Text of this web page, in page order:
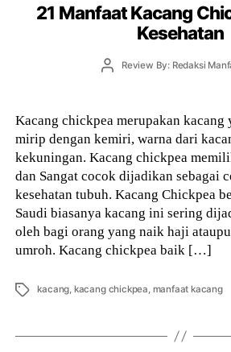
21 Manfaat Kacang
Kesehatan
PostReview By: Redaksi
Kacang chickpea merupakan kacang
mirip dengan kemiri, warna dari
kekuningan. Kacang chickpea
dan Sangat cocok dijadikan sebagai
kesehatan tubuh. Kacang Chickpea
Saudi biasanya kacang ini sering
oleh bagi orang yang naik haji
umroh. Kacang chickpea baik […]
Tags kacang, kacang chickpea, manfaat kacang